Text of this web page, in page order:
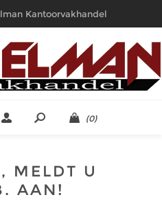
Kantoorvakhandel
(0)
MELDT U
AAN!